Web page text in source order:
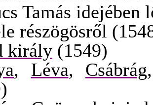
Tamás idejében
részögösről
király (1549)
, Léva, Csábrág